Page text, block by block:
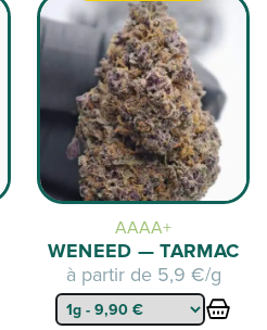
AAAA+
WENEED — TARMAC
à partir de 5,9 €/g